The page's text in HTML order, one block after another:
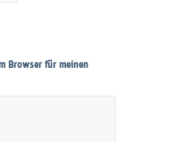
Browser für meinen